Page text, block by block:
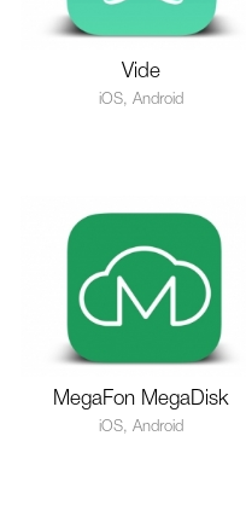
Vide
iOS, Android
MegaFon MegaDisk
iOS, Android